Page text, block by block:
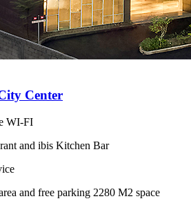
Center
WI-FI
and ibis Kitchen Bar
and free parking 2280 M2 space